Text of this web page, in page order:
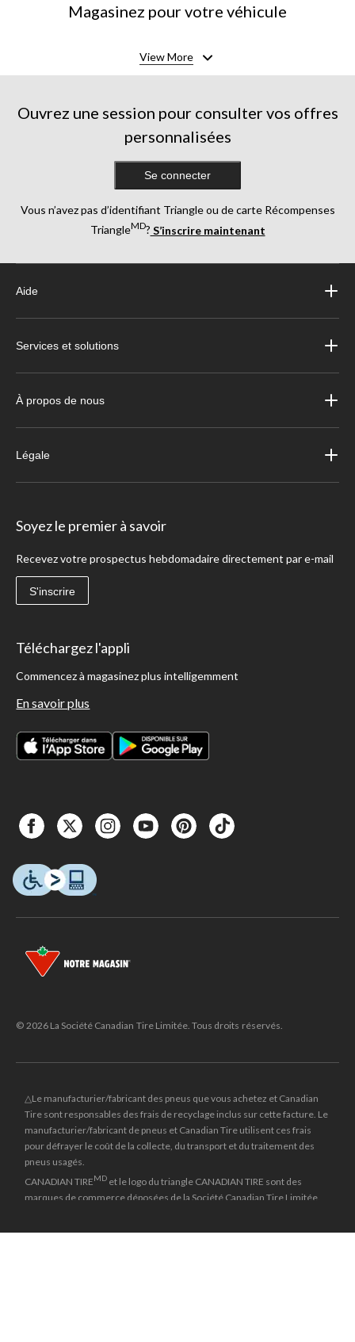
Magasinez pour votre véhicule
View More
Ouvrez une session pour consulter vos offres
personnalisées
Se connecter
Vous n’avez pas d’identifiant Triangle ou de carte Récompenses
TriangleMD? S’inscrire maintenant
Aide
Services et solutions
À propos de nous
Légale
Soyez le premier à savoir
Recevez votre prospectus hebdomadaire directement par e-mail
S'inscrire
Téléchargez l'appli
Commencez à magasinez plus intelligemment
En savoir plus
© 2026 La Société Canadian Tire Limitée. Tous droits réservés.
△Le manufacturier/fabricant des pneus que vous achetez et Canadian
Tire sont responsables des frais de recyclage inclus sur cette facture. Le
manufacturier/fabricant de pneus et Canadian Tire utilisent ces frais
pour défrayer le coût de la collecte, du transport et du traitement des
pneus usagés.
CANADIAN TIREMD et le logo du triangle CANADIAN TIRE sont des
marques de commerce déposées de la Société Canadian Tire Limitée.
Le prix rayé reflète le dernier prix régulier national auquel cet article a